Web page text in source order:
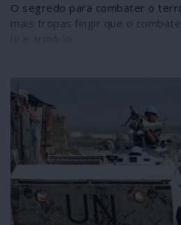
O segredo para combater o
mais tropas fingir que o